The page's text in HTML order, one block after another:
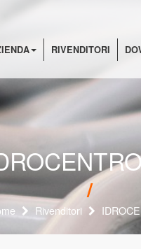
RIVENDITORI
Rivenditori